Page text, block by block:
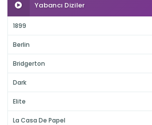
Yabancı Diziler
1899
Berlin
Bridgerton
Dark
Elite
La Casa De Papel